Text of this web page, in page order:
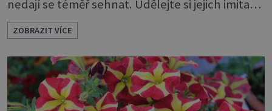
nedají se téměř sehnat. Udělejte si jejich imitaci,
která je téměř k nerozeznání od originálu.
Ozdobte se zahradu vlastnoručně vyrobenými
nádobami z umělého kamene. Můžete si ho
udělat sami. Z hmoty, které se říká hypertufa. A
co víc, můžete si vymyslet, jaký bude mít tvar,
jak bude velký i jaký mu určíte os
ZOBRAZIT VÍCE